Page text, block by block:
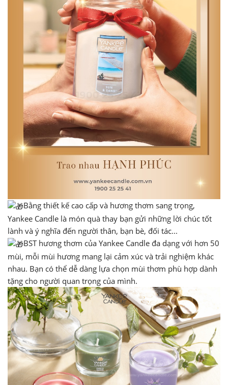
Bằng thiết kế cao cấp và hương thơm sang trọng,
Yankee Candle là món quà thay bạn gửi những lời chúc tốt
lành và ý nghĩa đến người thân, bạn bè, đối tác...
BST hương thơm của Yankee Candle đa dạng với hơn 50
mùi, mỗi mùi hương mang lại cảm xúc và trải nghiệm khác
nhau. Bạn có thể dễ dàng lựa chọn mùi thơm phù hợp dành
tặng cho người quan trọng của mình.